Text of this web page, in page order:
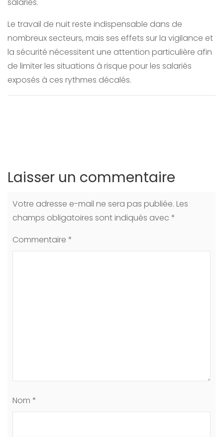
salariés.
Le travail de nuit reste indispensable dans de
nombreux secteurs, mais ses effets sur la vigilance et
la sécurité nécessitent une attention particulière afin
de limiter les situations à risque pour les salariés
exposés à ces rythmes décalés.
Laisser un commentaire
Votre adresse e-mail ne sera pas publiée. Les
champs obligatoires sont indiqués avec *
Commentaire *
Nom *